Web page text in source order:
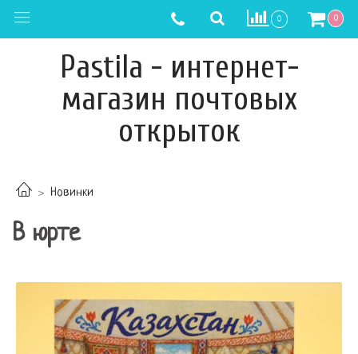
0 0
Pastila - интернет-
магазин почтовых
открыток
Новинки
В юрте